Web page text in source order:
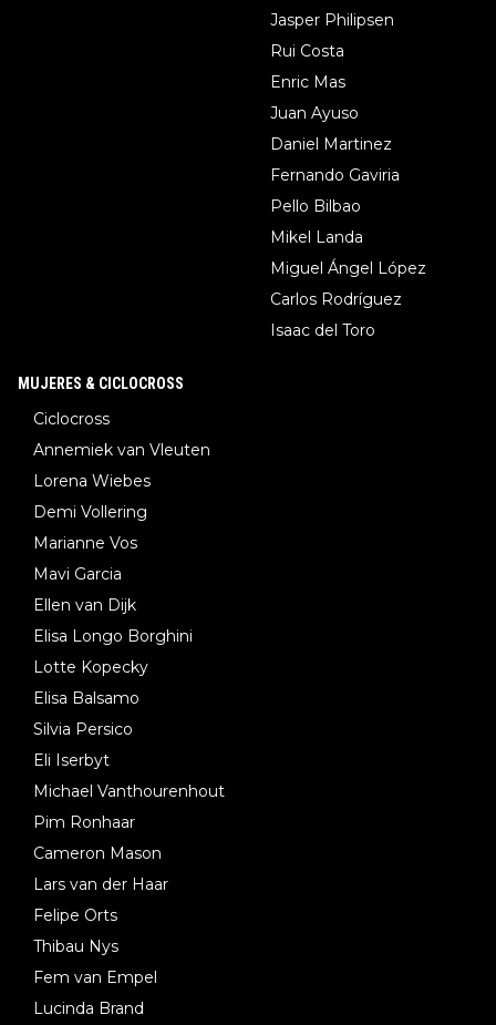
Jasper Philipsen
Rui Costa
Enric Mas
Juan Ayuso
Daniel Martinez
Fernando Gaviria
Pello Bilbao
Mikel Landa
Miguel Ángel López
Carlos Rodríguez
Isaac del Toro
MUJERES & CICLOCROSS
Ciclocross
Annemiek van Vleuten
Lorena Wiebes
Demi Vollering
Marianne Vos
Mavi Garcia
Ellen van Dijk
Elisa Longo Borghini
Lotte Kopecky
Elisa Balsamo
Silvia Persico
Eli Iserbyt
Michael Vanthourenhout
Pim Ronhaar
Cameron Mason
Lars van der Haar
Felipe Orts
Thibau Nys
Fem van Empel
Lucinda Brand